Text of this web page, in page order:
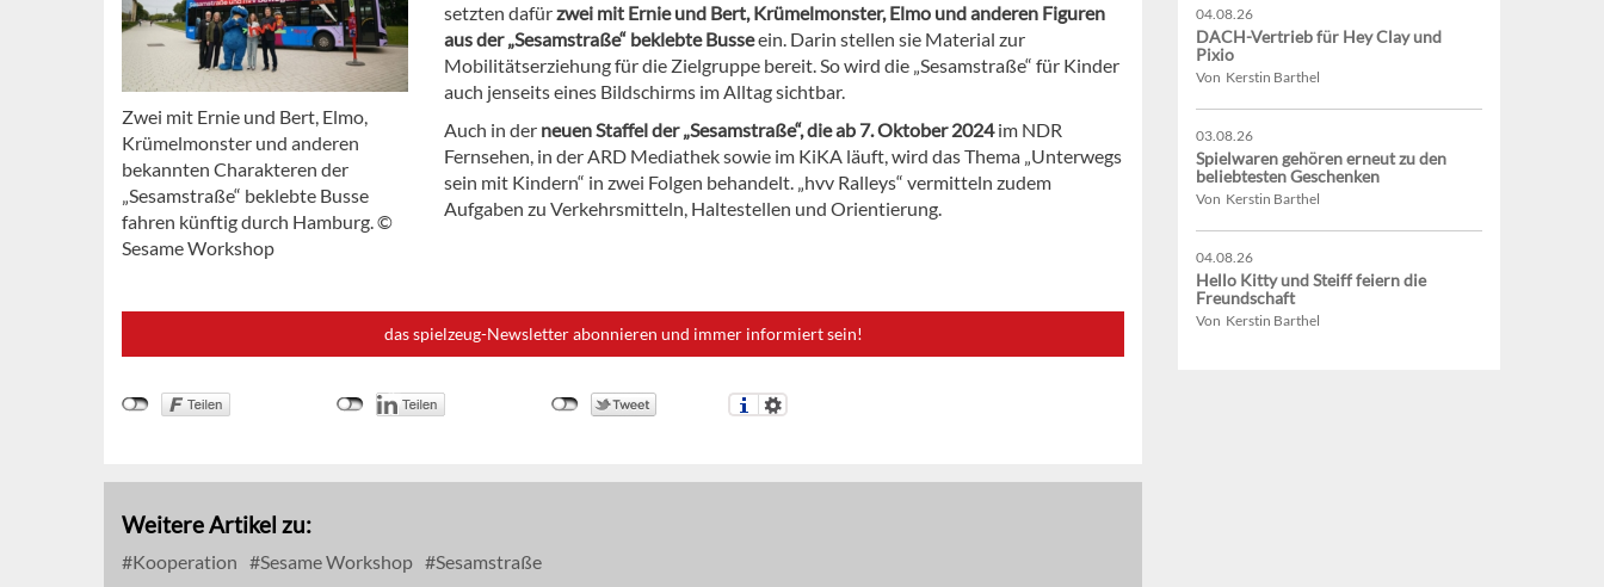
Zwei mit Ernie und Bert, Elmo,
Krümelmonster und anderen
bekannten Charakteren der
„Sesamstraße“ beklebte Busse
fahren künftig durch Hamburg. ©
Sesame Workshop
setzten dafürzwei mit Ernie und Bert, Krümelmonster, Elmo und anderen Figuren
aus der „Sesamstraße“ beklebte Busseein. Darin stellen sie Material zur
Mobilitätserziehung für die Zielgruppe bereit. So wird die „Sesamstraße“ für Kinder
auch jenseits eines Bildschirms im Alltag sichtbar.
Auch in der neuen Staffel der „Sesamstraße“, die ab 7. Oktober 2024im NDR
Fernsehen, in der ARD Mediathek sowie im KiKA läuft, wird das Thema „Unterwegs
sein mit Kindern“ in zwei Folgen behandelt. „hvv Ralleys“ vermitteln zudem
Aufgaben zu Verkehrsmitteln, Haltestellen und Orientierung.
das spielzeug-Newsletter abonnieren und immer informiert sein!
Weitere Artikel zu:
Kooperation Sesame Workshop Sesamstraße
04.08.26
DACH-Vertrieb für Hey Clay und
Pixio
Von Kerstin Barthel
03.08.26
Spielwaren gehören erneut zu den
beliebtesten Geschenken
Von Kerstin Barthel
04.08.26
Hello Kitty und Steiff feiern die
Freundschaft
Von Kerstin Barthel